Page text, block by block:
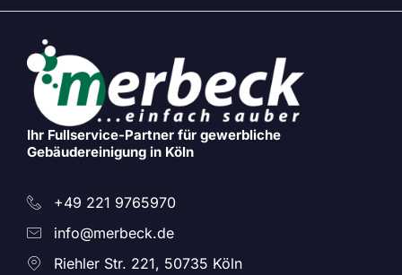
Ihr Fullservice-Partner für gewerbliche
Gebäudereinigung in Köln
+49 221 9765970
info@merbeck.de
Riehler Str. 221, 50735 Köln